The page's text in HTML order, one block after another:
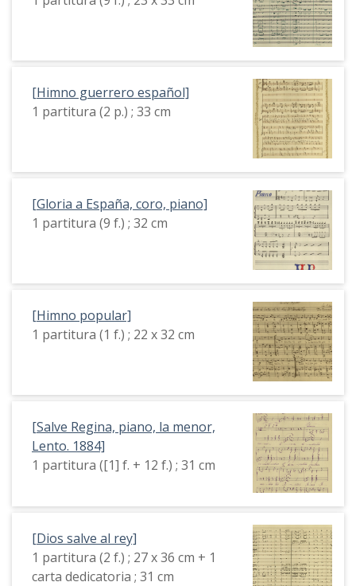
[Himno guerrero español]
1 partitura (2 p.) ; 33 cm
[Gloria a España, coro, piano]
1 partitura (9 f.) ; 32 cm
[Himno popular]
1 partitura (1 f.) ; 22 x 32 cm
[Salve Regina, piano, la menor,
Lento. 1884]
1 partitura ([1] f. + 12 f.) ; 31 cm
[Dios salve al rey]
1 partitura (2 f.) ; 27 x 36 cm + 1
carta dedicatoria ; 31 cm